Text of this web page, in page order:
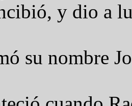
y dio a
su nombre